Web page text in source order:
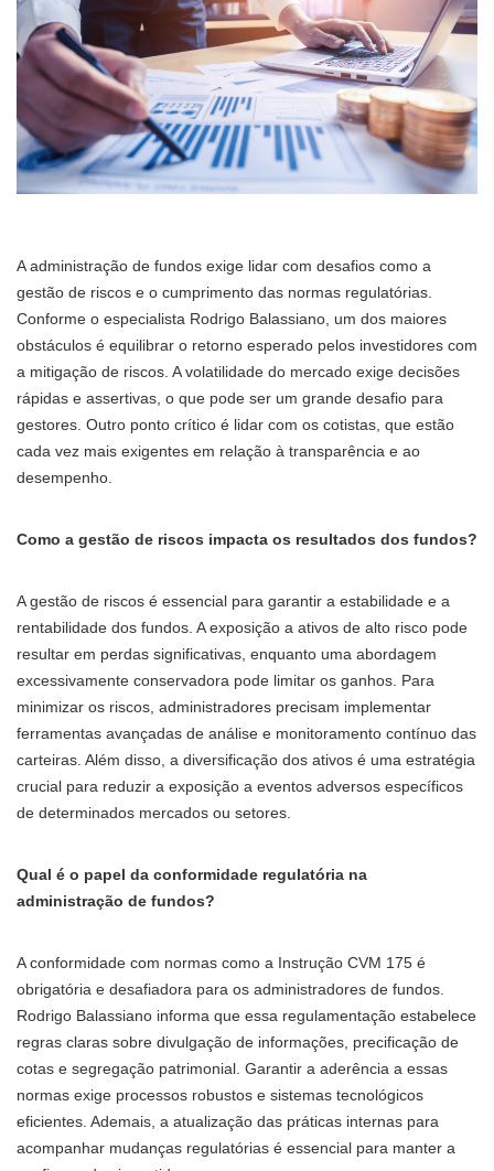
A administração de fundos exige lidar com desafios como a
gestão de riscos e o cumprimento das normas regulatórias.
Conforme o especialista Rodrigo Balassiano, um dos maiores
obstáculos é equilibrar o retorno esperado pelos investidores com
a mitigação de riscos. A volatilidade do mercado exige decisões
rápidas e assertivas, o que pode ser um grande desafio para
gestores. Outro ponto crítico é lidar com os cotistas, que estão
cada vez mais exigentes em relação à transparência e ao
desempenho.
Como a gestão de riscos impacta os resultados dos fundos?
A gestão de riscos é essencial para garantir a estabilidade e a
rentabilidade dos fundos. A exposição a ativos de alto risco pode
resultar em perdas significativas, enquanto uma abordagem
excessivamente conservadora pode limitar os ganhos. Para
minimizar os riscos, administradores precisam implementar
ferramentas avançadas de análise e monitoramento contínuo das
carteiras. Além disso, a diversificação dos ativos é uma estratégia
crucial para reduzir a exposição a eventos adversos específicos
de determinados mercados ou setores.
Qual é o papel da conformidade regulatória na
administração de fundos?
A conformidade com normas como a Instrução CVM 175 é
obrigatória e desafiadora para os administradores de fundos.
Rodrigo Balassiano informa que essa regulamentação estabelece
regras claras sobre divulgação de informações, precificação de
cotas e segregação patrimonial. Garantir a aderência a essas
normas exige processos robustos e sistemas tecnológicos
eficientes. Ademais, a atualização das práticas internas para
acompanhar mudanças regulatórias é essencial para manter a